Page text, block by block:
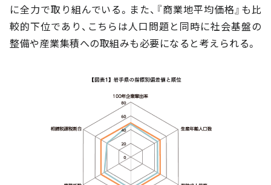
に全力で取り組んでいる。また、『商業地平均価格』も比
較的下位であり、こちらは人口問題と同時に社会基盤の
整備や産業集積への取組みも必要になると考えられる。